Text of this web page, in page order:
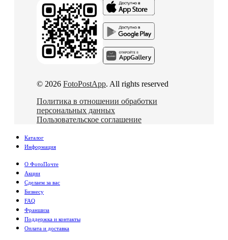
© 2026 FotoPostApp. All rights reserved
Политика в отношении обработки
персональных данных
Пользовательское соглашение
Каталог
Информация
О ФотоПочте
Акции
Сделаем за вас
Бизнесу
FAQ
Франшиза
Поддержка и контакты
Оплата и доставка